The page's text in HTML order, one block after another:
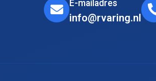
E-mailadres
info@rvaring.nl